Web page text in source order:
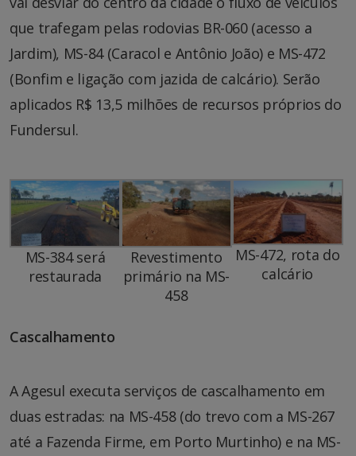
que trafegam pelas rodovias BR-060 (acesso a
Jardim), MS-84 (Caracol e Antônio João) e MS-472
(Bonfim e ligação com jazida de calcário). Serão
aplicados R$ 13,5 milhões de recursos próprios do
Fundersul.
MS-384 será
restaurada
Revestimento
primário na MS-
458
MS-472, rota do
calcário
Cascalhamento
A Agesul executa serviços de cascalhamento em
duas estradas: na MS-458 (do trevo com a MS-267
até a Fazenda Firme, em Porto Murtinho) e na MS-